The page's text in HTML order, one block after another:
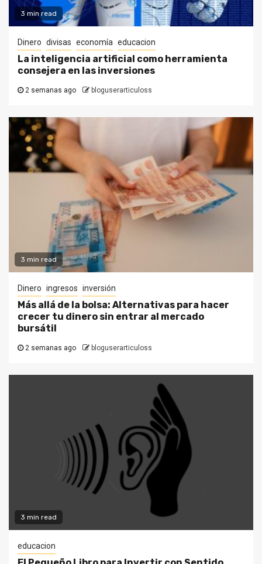
3 min read
Dinero divisas economía educacion
La inteligencia artificial como herramienta
consejera en las inversiones
2 semanas ago bloguserarticuloss
3 min read
Dinero ingresos inversión
Más allá de la bolsa: Alternativas para hacer
crecer tu dinero sin entrar al mercado
bursátil
2 semanas ago bloguserarticuloss
3 min read
educacion